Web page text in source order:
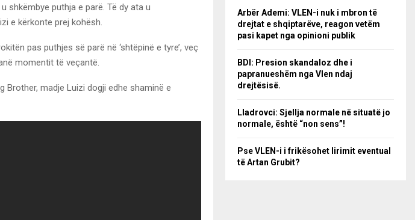
shkëmbye puthja e parë. Të dy ata u
e kërkonte prej kohësh.
pas puthjes së parë në ‘shtëpinë e tyre’, veç
momentit të veçantë.
Brother, madje Luizi dogji edhe shaminë e
Arbër Ademi: VLEN-i nuk i mbron të
drejtat e shqiptarëve, reagon vetëm
pasi kapet nga opinioni publik
BDI: Presion skandaloz dhe i
papranueshëm nga Vlen ndaj
drejtësisë.
Lladrovci: Sjellja normale në situatë jo
normale, është “non sens”!
Pse VLEN-i i frikësohet lirimit eventual
të Artan Grubit?